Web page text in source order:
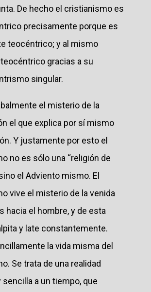
De hecho el cristianismo es
precisamente porque es
teocéntrico; y al mismo
gracias a su
singular.
el misterio de la
el que explica por sí mismo
Y justamente por esto el
no es sólo una “religión de
el Adviento mismo. El
vive el misterio de la venida
hacia el hombre, y de esta
y late constantemente.
la vida misma del
Se trata de una realidad
sencilla a un tiempo, que